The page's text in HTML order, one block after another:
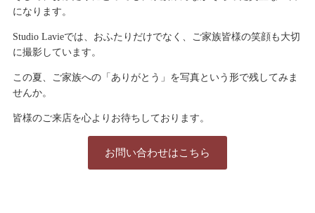
になります。
Studio Lavieでは、おふたりだけでなく、ご家族皆様の笑顔も大切
に撮影しています。
この夏、ご家族への「ありがとう」を写真という形で残してみま
せんか。
皆様のご来店を心よりお待ちしております。
お問い合わせはこちら